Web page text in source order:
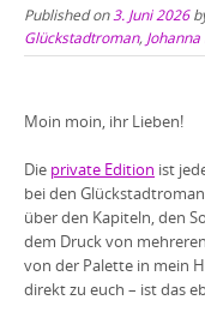
Published on 3. Juni 2026
Glückstadtroman,
Moin moin, ihr Lieben!
Die private Edition ist
bei den
über den Kapiteln, den
dem Druck von
von der Palette in mein
direkt zu euch – ist das